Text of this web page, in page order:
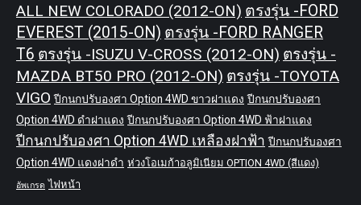
ALL NEW COLORADO (2012-ON) ตรงรุ่น -FORD
EVEREST (2015-ON) ตรงรุ่น -FORD RANGER
T6 ตรงรุ่น -ISUZU V-CROSS (2012-ON) ตรงรุ่น -
MAZDA BT50 PRO (2012-ON) ตรงรุ่น -TOYOTA
VIGO ปีกนกปรับองศา Option 4WD ขาวฝาแดง ปีกนกปรับองศา
Option 4WD ดำฝาแดง ปีกนกปรับองศา Option 4WD ฟ้าฝาแดง
ปีกนกปรับองศา Option 4WD เหลืองฝาฟ้า ปีกนกปรับองศา
Option 4WD แดงฝาดำ ห่วงโอเมก้าอลูมิเนียม OPTION 4WD (สีแดง)
อัพเกรด ไฟหน้า